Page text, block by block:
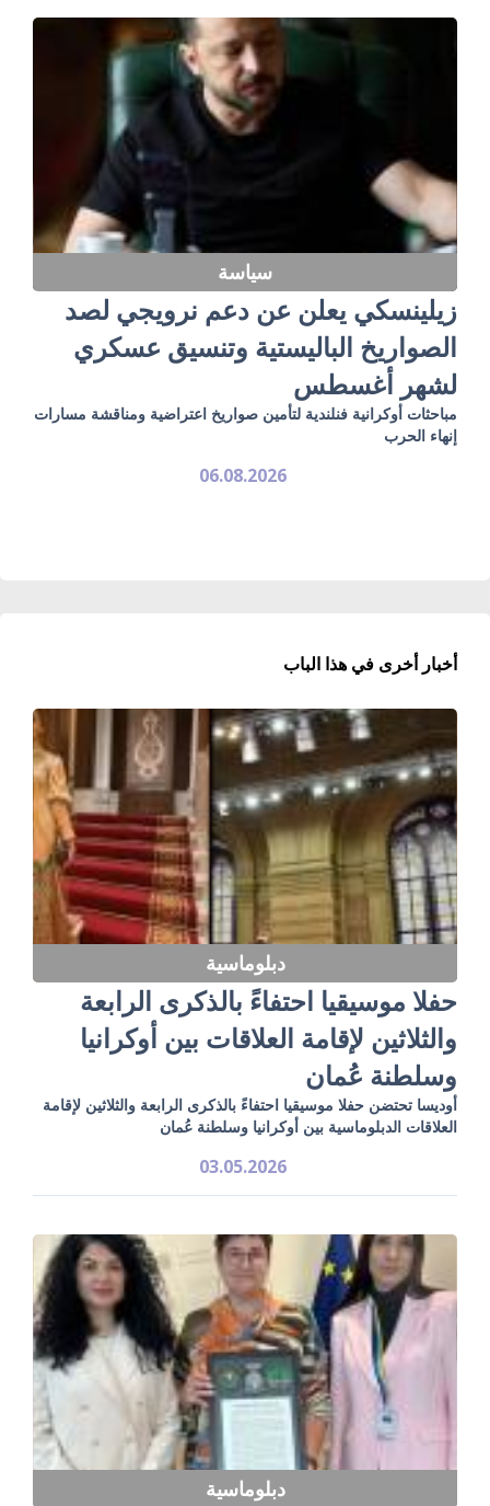
سياسة
زيلينسكي يعلن عن دعم نرويجي لصد
الصواريخ الباليستية وتنسيق عسكري
لشهر أغسطس
مباحثات أوكرانية فنلندية لتأمين صواريخ اعتراضية ومناقشة مسارات
إنهاء الحرب
06.08.2026
أخبار أخرى في هذا الباب
دبلوماسية
حفلا موسيقيا احتفاءً بالذكرى الرابعة
والثلاثين لإقامة العلاقات بين أوكرانيا
وسلطنة عُمان
أوديسا تحتضن حفلا موسيقيا احتفاءً بالذكرى الرابعة والثلاثين لإقامة
العلاقات الدبلوماسية بين أوكرانيا وسلطنة عُمان
03.05.2026
دبلوماسية